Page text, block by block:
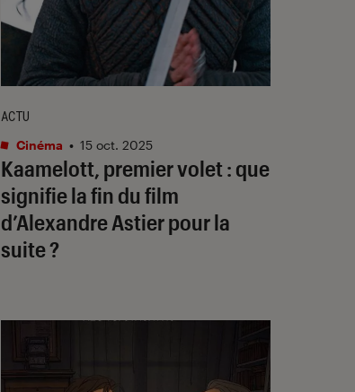
Kaamelott, premier volet : que
signifie la fin du film
d’Alexandre Astier pour la
suite ?
ACTU
Cinéma • 15 oct. 2025